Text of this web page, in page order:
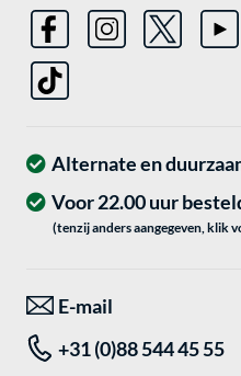
Alternate en
Voor 22.00 uur
(tenzij anders aangegeven, klik
E-mail
+31 (0)88 544 45 55